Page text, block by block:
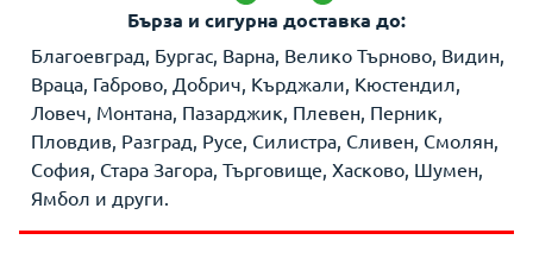
Бърза и сигурна доставка до:
Благоевград, Бургас, Варна, Велико Търново, Видин,
Враца, Габрово, Добрич, Кърджали, Кюстендил,
Ловеч, Монтана, Пазарджик, Плевен, Перник,
Пловдив, Разград, Русе, Силистра, Сливен, Смолян,
София, Стара Загора, Търговище, Хасково, Шумен,
Ямбол и други.